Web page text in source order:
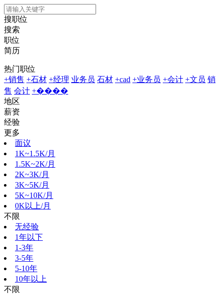
搜职位
搜索
职位
简历
热门职位
+销售 +石材 +经理 业务员 石材 +cad +业务员 +会计 +文员 销
售 会计 +����
地区
薪资
经验
更多
面议
1K~1.5K/月
1.5K~2K/月
2K~3K/月
3K~5K/月
5K~10K/月
0K以上/月
不限
无经验
1年以下
1-3年
3-5年
5-10年
10年以上
不限